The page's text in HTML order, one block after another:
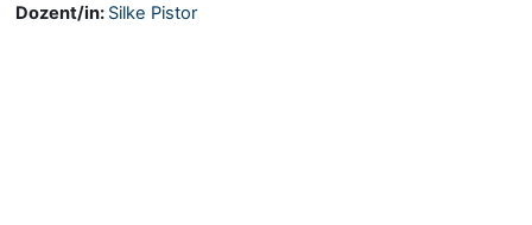
Dozent/in: Silke Pistor